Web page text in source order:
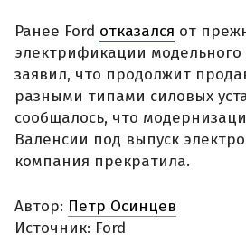
Ранее Ford отказался от
электрификации модельного
заявил, что продолжит
разными типами силовых
сообщалось, что
Валенсии под выпуск
компания прекратила.
Автор: Петр Осинцев
Источник: Ford